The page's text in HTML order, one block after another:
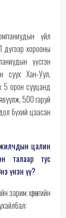
үйл
дүгээр хорооны
үүсгэн
суух Хан-Уул,
5 орон сууцанд
явуулж, 500 гаруй
бүхий цаасан
цалин
талаар тус
үнэн үү?
зарим хөрөнгийн